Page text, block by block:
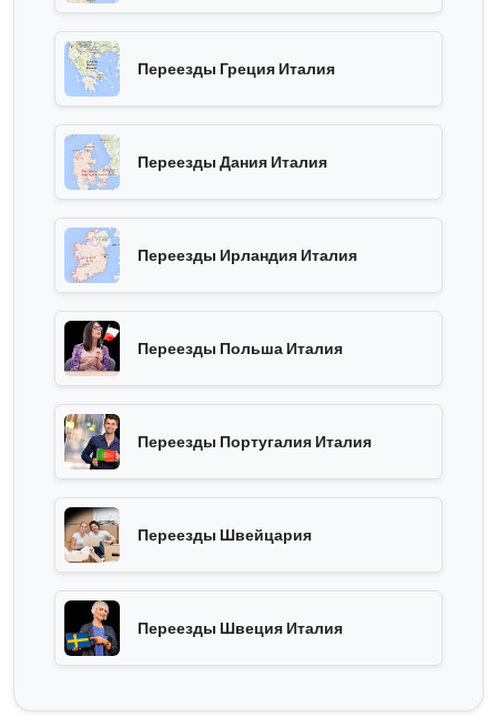
Переезды Греция Италия
Переезды Дания Италия
Переезды Ирландия Италия
Переезды Польша Италия
Переезды Португалия Италия
Переезды Швейцария
Переезды Швеция Италия